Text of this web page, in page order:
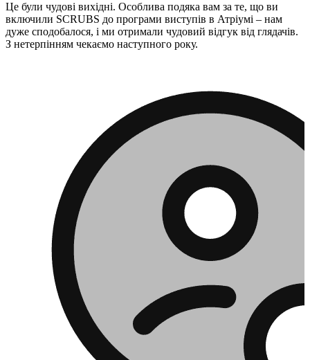
Це були чудові вихідні. Особлива подяка вам за те, що ви
включили SCRUBS до програми виступів в Атріумі – нам
дуже сподобалося, і ми отримали чудовий відгук від глядачів.
З нетерпінням чекаємо наступного року.